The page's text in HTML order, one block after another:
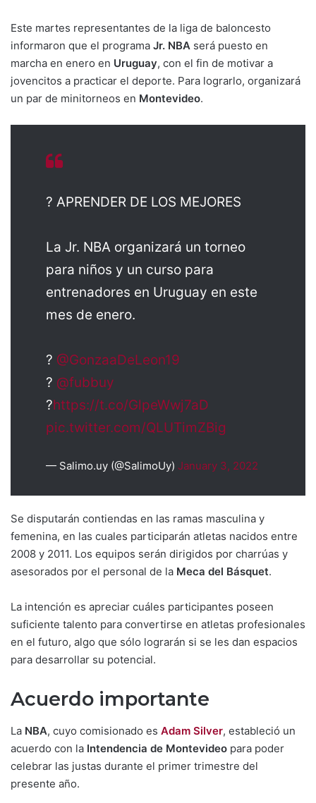
Este martes representantes de la liga de baloncesto
informaron que el programa Jr. NBA será puesto en
marcha en enero en Uruguay, con el fin de motivar a
jovencitos a practicar el deporte. Para lograrlo, organizará
un par de minitorneos en Montevideo.
? APRENDER DE LOS MEJORES
La Jr. NBA organizará un torneo
para niños y un curso para
entrenadores en Uruguay en este
mes de enero.
? @GonzaaDeLeon19
? @fubbuy
?https://t.co/GlpeWwj7aD
pic.twitter.com/QLUTimZBig
— Salimo.uy (@SalimoUy) January 3, 2022
Se disputarán contiendas en las ramas masculina y
femenina, en las cuales participarán atletas nacidos entre
2008 y 2011. Los equipos serán dirigidos por charrúas y
asesorados por el personal de la Meca del Básquet.
La intención es apreciar cuáles participantes poseen
suficiente talento para convertirse en atletas profesionales
en el futuro, algo que sólo lograrán si se les dan espacios
para desarrollar su potencial.
Acuerdo importante
La NBA, cuyo comisionado es Adam Silver, estableció un
acuerdo con la Intendencia de Montevideo para poder
celebrar las justas durante el primer trimestre del
presente año.